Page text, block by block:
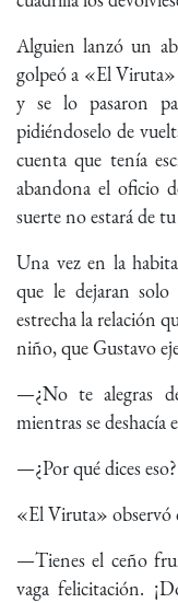
Alguien lanzó un
golpeó a «El Viruta»
y se lo pasaron
pidiéndoselo de
cuenta que tenía
abandona el oficio
suerte no estará de
Una vez en la
que le dejaran
estrecha la relación
niño, que Gustavo
—¿No te alegras
mientras se
—¿Por qué dices eso?
«El Viruta» observó
—Tienes el ceño
vaga felicitación.